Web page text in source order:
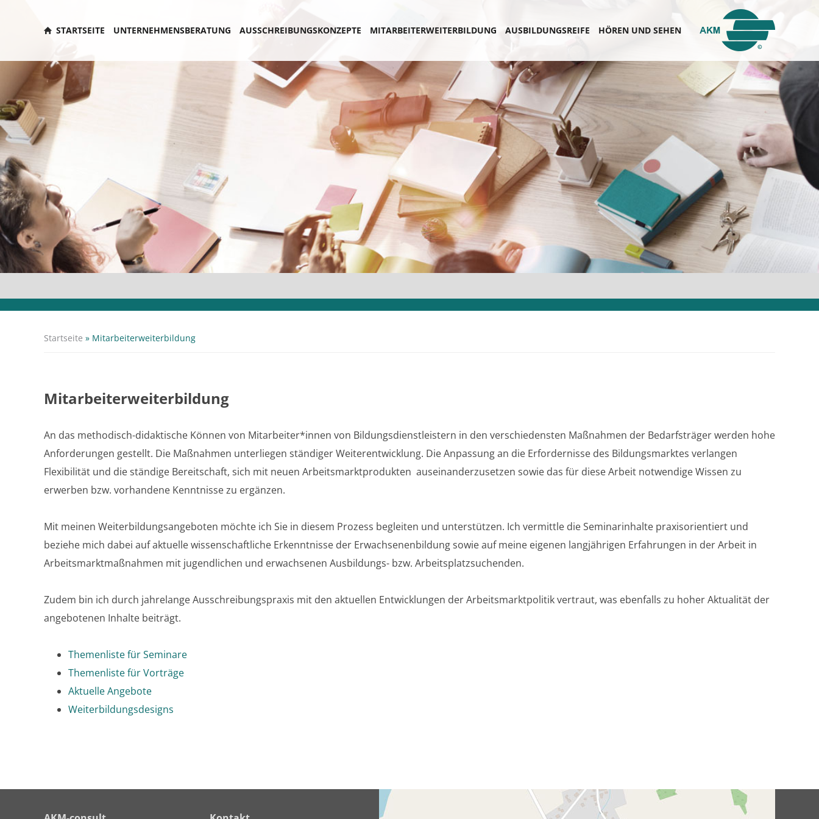
STARTSEITE UNTERNEHMENSBERATUNG AUSSCHREIBUNGSKONZEPTE MITARBEITERWEITERBILDUNG AUSBILDUNGSREIFE HÖREN UND SEHEN
Startseite » Mitarbeiterweiterbildung
Mitarbeiterweiterbildung
An das methodisch-didaktische Können von Mitarbeiter*innen von Bildungsdienstleistern in den verschiedensten Maßnahmen der Bedarfsträger werden hohe
Anforderungen gestellt. Die Maßnahmen unterliegen ständiger Weiterentwicklung. Die Anpassung an die Erfordernisse des Bildungsmarktes verlangen
Flexibilität und die ständige Bereitschaft, sich mit neuen Arbeitsmarktprodukten auseinanderzusetzen sowie das für diese Arbeit notwendige Wissen zu
erwerben bzw. vorhandene Kenntnisse zu ergänzen.
Mit meinen Weiterbildungsangeboten möchte ich Sie in diesem Prozess begleiten und unterstützen. Ich vermittle die Seminarinhalte praxisorientiert und
beziehe mich dabei auf aktuelle wissenschaftliche Erkenntnisse der Erwachsenenbildung sowie auf meine eigenen langjährigen Erfahrungen in der Arbeit in
Arbeitsmarktmaßnahmen mit jugendlichen und erwachsenen Ausbildungs- bzw. Arbeitsplatzsuchenden.
Zudem bin ich durch jahrelange Ausschreibungspraxis mit den aktuellen Entwicklungen der Arbeitsmarktpolitik vertraut, was ebenfalls zu hoher Aktualität der
angebotenen Inhalte beiträgt.
Themenliste für Seminare
Themenliste für Vorträge
Aktuelle Angebote
Weiterbildungsdesigns